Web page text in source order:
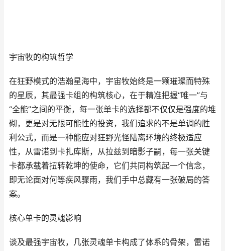
宇宙牧的构筑哲学
在狂野模式的浩瀚星海中，宇宙牧始终是一颗璀璨而特殊
的星辰，其最强卡组的构筑核心，在于精准把握“唯一”与
“全能”之间的平衡，每一张单卡的选择都不仅仅是强度的堆
砌，更是对无限可能性的投资，我们追求的不是单调的胜
利公式，而是一种能应对狂野光怪陆离环境的终极适应
性，从雷诺到卡扎库斯，从拉兹到暗影子嗣，每一张关键
卡都承载着扭转乾坤的使命，它们共同构筑起一个信念，
即无论面对何等疾风骤雨，我们手中总藏有一张破局的答
案。
核心单卡的灵魂影响
谈及最强宇宙牧，几张灵魂单卡构成了体系的骨架，雷诺